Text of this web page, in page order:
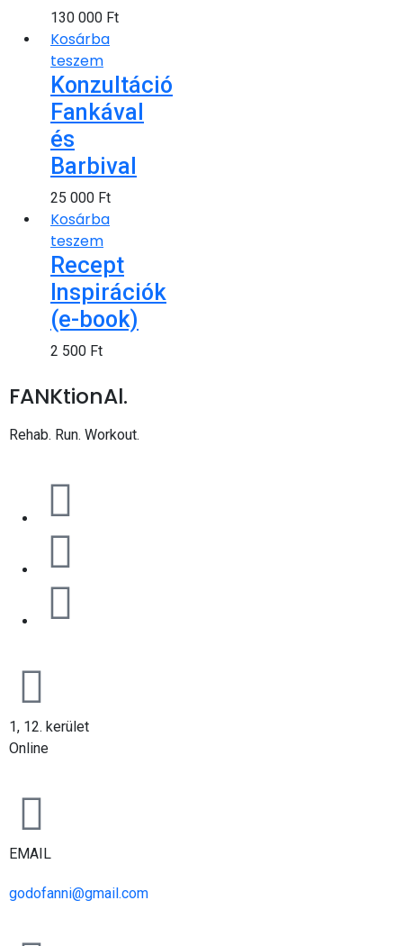
130 000 Ft
Kosárba
teszem
Konzultáció
Fankával
és
Barbival
25 000 Ft
Kosárba
teszem
Recept
Inspirációk
(e-book)
2 500 Ft
FANKtionAl.
Rehab. Run. Workout.
1, 12. kerület
Online
EMAIL
godofanni@gmail.com